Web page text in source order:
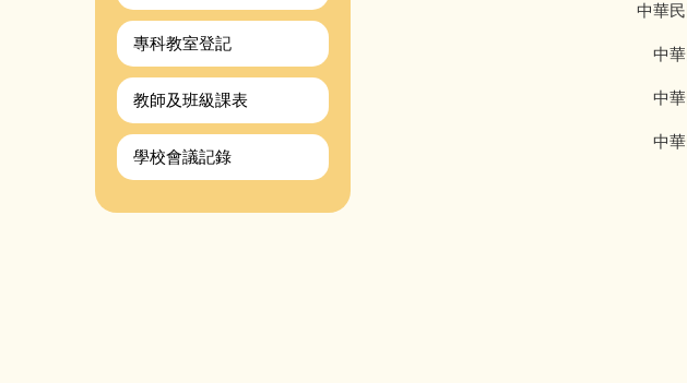
專科教室登記
教師及班級課表
學校會議記錄
中華
中
中
中